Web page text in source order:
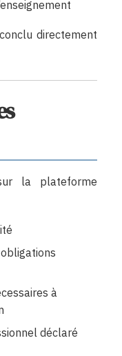
directement
la plateforme
à
déclaré